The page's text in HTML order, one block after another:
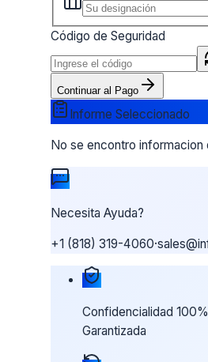
Código de Seguridad
Continuar al Pago
Informe Seleccionado
No se encontro informacion
Necesita Ayuda?
+1 (818) 319-4060·
Nuestras
Confidencialidad 100%
Garantizada